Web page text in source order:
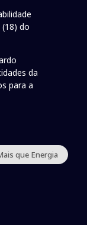
do
da
para a
que Energia